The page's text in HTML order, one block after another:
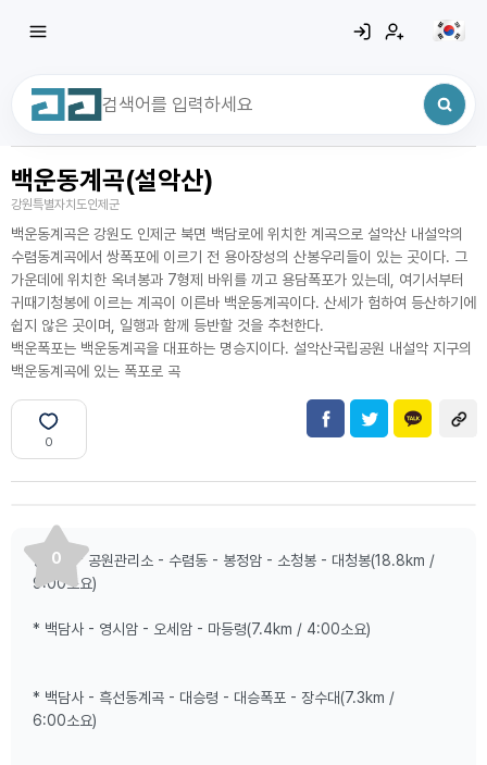
최근 검색어
백운동계곡(설악산)
강원특별자치도인제군
백운동계곡은 강원도 인제군 북면 백담로에 위치한 계곡으로 설악산 내설악의
수렴동계곡에서 쌍폭포에 이르기 전 용아장성의 산봉우리들이 있는 곳이다. 그
가운데에 위치한 옥녀봉과 7형제 바위를 끼고 용담폭포가 있는데, 여기서부터
귀때기청봉에 이르는 계곡이 이른바 백운동계곡이다. 산세가 험하여 등산하기에
쉽지 않은 곳이며, 일행과 함께 등반할 것을 추천한다.
백운폭포는 백운동계곡을 대표하는 명승지이다. 설악산국립공원 내설악 지구의
백운동계곡에 있는 폭포로 곡
0
0
등산로:* 공원관리소 - 수렴동 - 봉정암 - 소청봉 - 대청봉(18.8km /
9:00소요)
* 백담사 - 영시암 - 오세암 - 마등령(7.4km / 4:00소요)
* 백담사 - 흑선동계곡 - 대승령 - 대승폭포 - 장수대(7.3km /
6:00소요)